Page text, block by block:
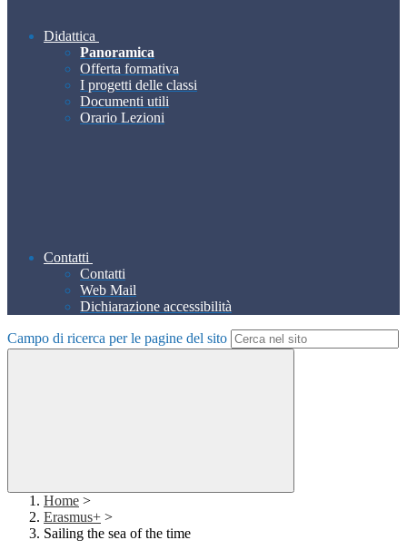
Didattica
Panoramica
Offerta formativa
I progetti delle classi
Documenti utili
Orario Lezioni
Contatti
Contatti
Web Mail
Dichiarazione accessibilità
Campo di ricerca per le pagine del sito
Home >
Erasmus+ >
Sailing the sea of the time